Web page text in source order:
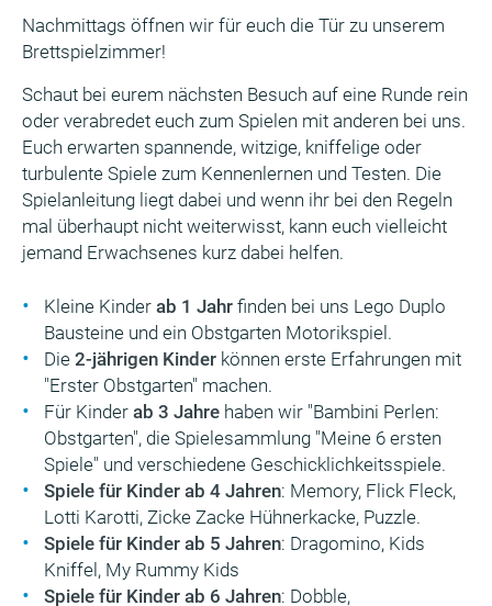
Nachmittags öffnen wir für euch die Tür zu unserem
Brettspielzimmer!
Schaut bei eurem nächsten Besuch auf eine Runde rein
oder verabredet euch zum Spielen mit anderen bei uns.
Euch erwarten spannende, witzige, kniffelige oder
turbulente Spiele zum Kennenlernen und Testen. Die
Spielanleitung liegt dabei und wenn ihr bei den Regeln
mal überhaupt nicht weiterwisst, kann euch vielleicht
jemand Erwachsenes kurz dabei helfen.
Kleine Kinder ab 1 Jahr finden bei uns Lego Duplo
Bausteine und ein Obstgarten Motorikspiel.
Die 2-jährigen Kinder können erste Erfahrungen mit
"Erster Obstgarten" machen.
Für Kinder ab 3 Jahre haben wir "Bambini Perlen:
Obstgarten", die Spielesammlung "Meine 6 ersten
Spiele" und verschiedene Geschicklichkeitsspiele.
Spiele für Kinder ab 4 Jahren: Memory, Flick Fleck,
Lotti Karotti, Zicke Zacke Hühnerkacke, Puzzle.
Spiele für Kinder ab 5 Jahren: Dragomino, Kids
Kniffel, My Rummy Kids
Spiele für Kinder ab 6 Jahren: Dobble,